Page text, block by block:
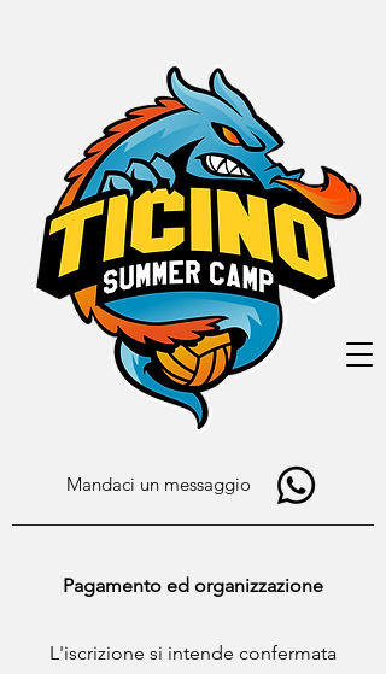
Mandaci un messaggio
Pagamento ed organizzazione
L'iscrizione si intende confermata